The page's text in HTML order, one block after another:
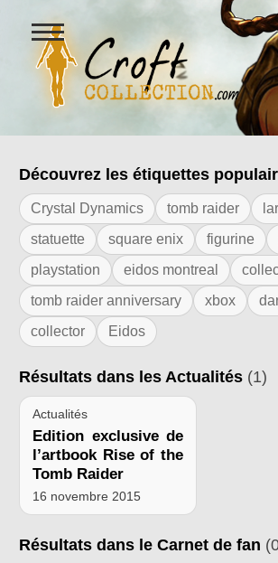
Figurines Lara
Ouvrir
le
menu
Résultats de l'étiquette
Découvrez les étiquettes
Crystal Dynamics tomb raider
statuette
square enix figurine
playstation
eidos montreal
tomb raider anniversary
xbox
collector
Eidos
Résultats dans les Actualités (1)
Actualités
Edition exclusive de
l’artbook Rise of the
Tomb Raider
16 novembre 2015
Résultats dans le Carnet de fan